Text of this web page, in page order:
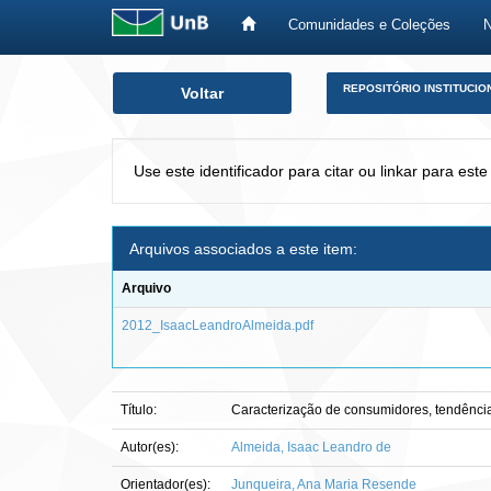
Comunidades e Coleções
Voltar REPOSITÓRIO
Use este identificador para citar ou linkar para
Arquivos associados a este item:
Arquivo
2012_IsaacLeandroAlmeida.pdf
Título: Caracterização de consumidores,
Autor(es): Almeida, Isaac Leandro de
Orientador(es): Junqueira, Ana Maria Resende